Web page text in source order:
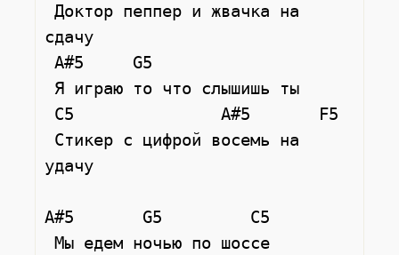
Доктор пеппер и жвачка на
сдачу
A#5     G5
удачу
A#5       G5         C5
Мы едем ночью по шоссе